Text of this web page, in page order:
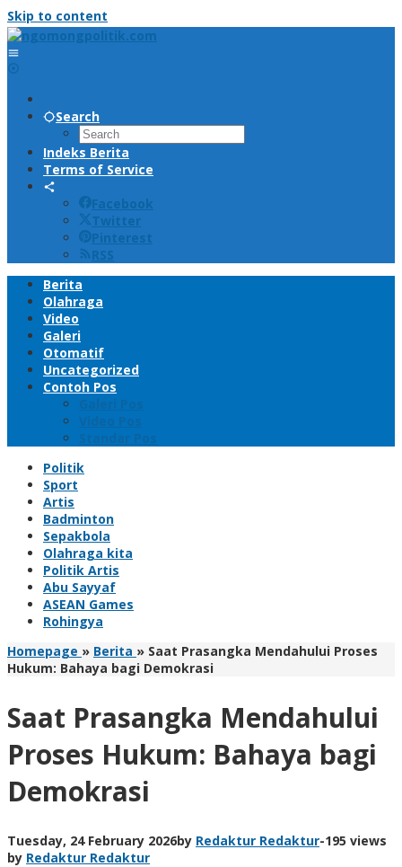
Skip to content
Search
Indeks Berita
Terms of Service
Facebook
Twitter
Pinterest
RSS
Berita
Olahraga
Video
Galeri
Otomatif
Uncategorized
Contoh Pos
Galeri Pos
Video Pos
Standar Pos
Politik
Sport
Artis
Badminton
Sepakbola
Olahraga kita
Politik Artis
Abu Sayyaf
ASEAN Games
Rohingya
Homepage » Berita » Saat Prasangka Mendahului Proses
Hukum: Bahaya bagi Demokrasi
Saat Prasangka Mendahului
Proses Hukum: Bahaya bagi
Demokrasi
Tuesday, 24 February 2026by Redaktur Redaktur-195 views
by Redaktur Redaktur